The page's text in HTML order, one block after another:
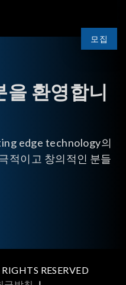
모집
을 환영합니
edge technology의
적이고 창의적인 분들
RESERVED